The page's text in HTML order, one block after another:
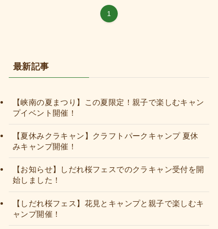
1
最新記事
【峡南の夏まつり】この夏限定！親子で楽しむキャン
プイベント開催！
【夏休みクラキャン】クラフトパークキャンプ 夏休
みキャンプ開催！
【お知らせ】しだれ桜フェスでのクラキャン受付を開
始しました！
【しだれ桜フェス】花見とキャンプと親子で楽しむキ
ャンプ開催！